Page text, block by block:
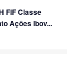
FIF Classe
Ações Ibov...